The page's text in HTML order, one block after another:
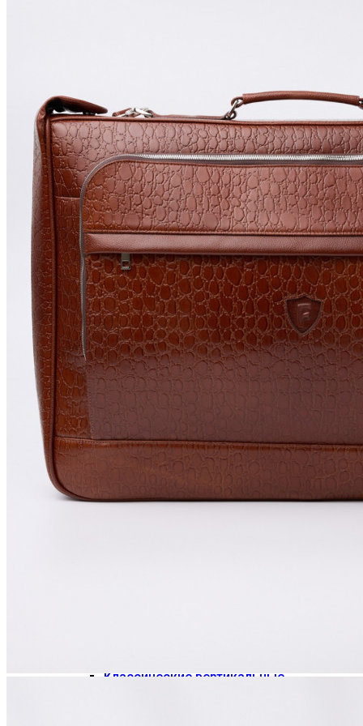
Мужские сумки из искусственной кожи
Планшет
А4
Портфели
Слинги
Рюкзаки
Мужские рюкзаки
Мужские рюкзаки из натуральной кожи
Мужские рюкзаки из искусственной
кожи
Чехлы для рюкзаков
Женские рюкзаки
Женские кожаные рюкзаки из
натуральной кожи
Женские рюкзаки из натуральной
замши
Женские рюкзаки из искусственной
кожи
Кожаные папки для документов
Багаж
Дорожные сумки
Дорожные сумки из искусственной
кожи
Дорожные сумки из текстиля
Дорожные сумки на колёсах
Чемоданы
Классические вертикальные